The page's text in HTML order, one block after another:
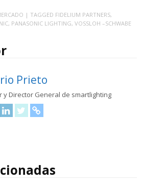
| TAGGED FIDELIUM PARTNERS,
, PANASONIC LIGHTING, VOSSLOH –SCHWABE
Prieto
y Director General de smartlighting
LinkedInTwitter